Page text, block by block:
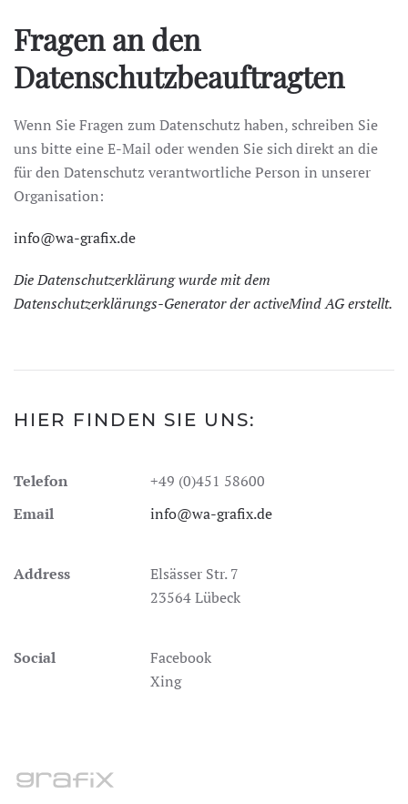
Fragen an den
Datenschutzbeauftragten
Wenn Sie Fragen zum Datenschutz haben, schreiben Sie
uns bitte eine E-Mail oder wenden Sie sich direkt an die
für den Datenschutz verantwortliche Person in unserer
Organisation:
info@wa-grafix.de
Die Datenschutzerklärung wurde mit dem
Datenschutzerklärungs-Generator der activeMind AG erstellt.
HIER FINDEN SIE UNS:
Telefon
+49 (0)451 58600
Email
info@wa-grafix.de
Address
Elsässer Str. 7
23564 Lübeck
Social
Facebook
Xing